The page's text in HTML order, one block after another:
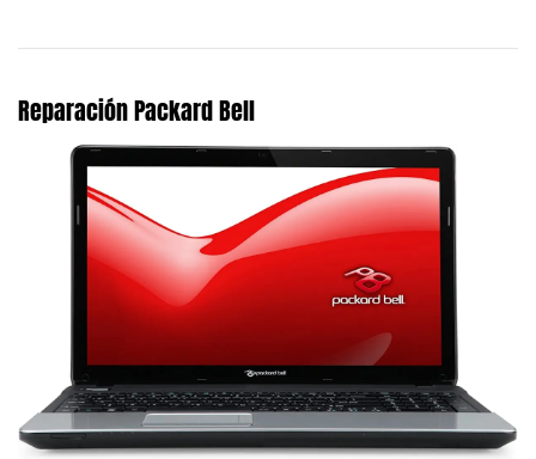
Reparación Packard Bell